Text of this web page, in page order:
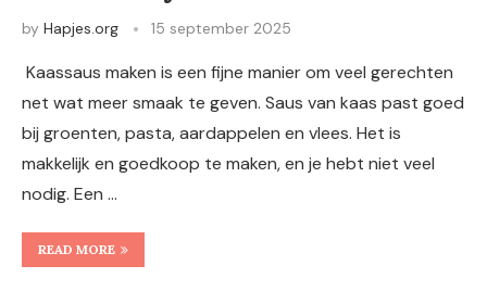
by Hapjes.org 15 september 2025
Kaassaus maken is een fijne manier om veel gerechten
net wat meer smaak te geven. Saus van kaas past goed
bij groenten, pasta, aardappelen en vlees. Het is
makkelijk en goedkoop te maken, en je hebt niet veel
nodig. Een …
READ MORE